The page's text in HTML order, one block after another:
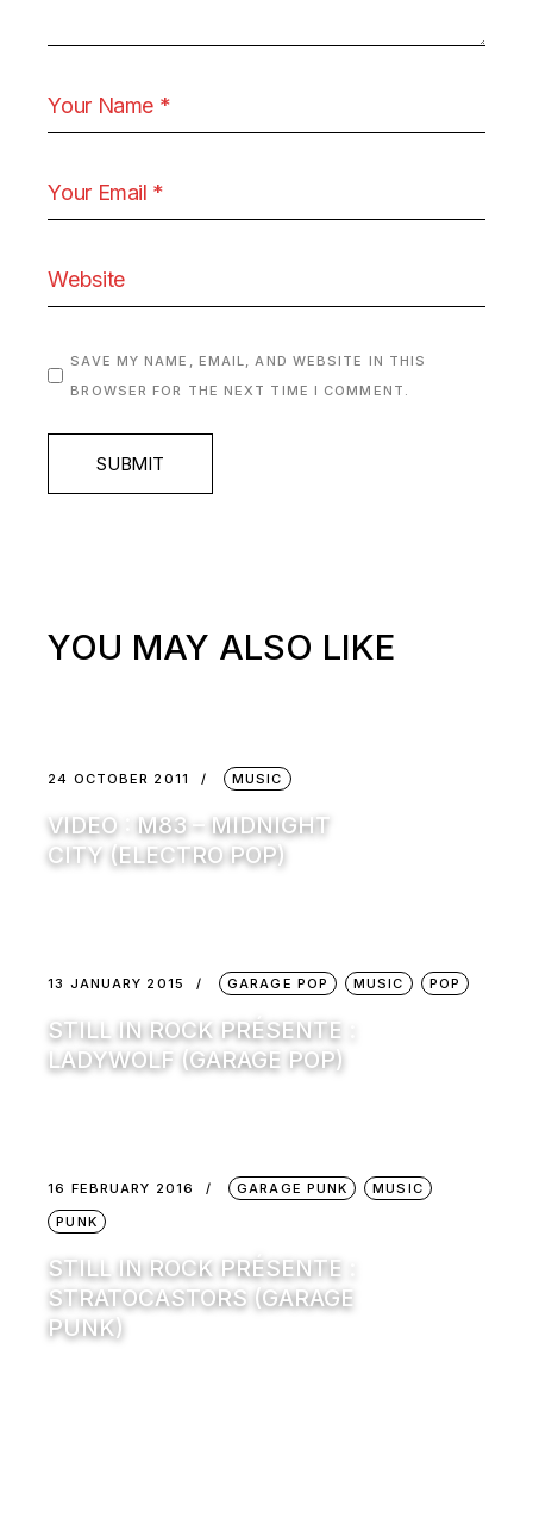
SAVE MY NAME, EMAIL, AND WEBSITE IN THIS
BROWSER FOR THE NEXT TIME I COMMENT.
SUBMIT
YOU MAY ALSO LIKE
24 OCTOBER 2011 MUSIC
VIDEO : M83 – MIDNIGHT
CITY (ELECTRO POP)
13 JANUARY 2015 GARAGE POP MUSIC POP
STILL IN ROCK PRÉSENTE :
LADYWOLF (GARAGE POP)
16 FEBRUARY 2016 GARAGE PUNK
MUSIC
PUNK
STILL IN ROCK PRÉSENTE :
STRATOCASTORS (GARAGE
PUNK)